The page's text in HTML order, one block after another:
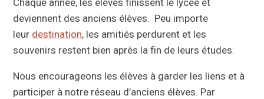
Chaque année, les élèves finissent le lycée et
deviennent des anciens élèves. Peu importe
leur destination, les amitiés perdurent et les
souvenirs restent bien après la fin de leurs études.
Nous encourageons les élèves à garder les liens et à
participer à notre réseau d’anciens élèves. Par